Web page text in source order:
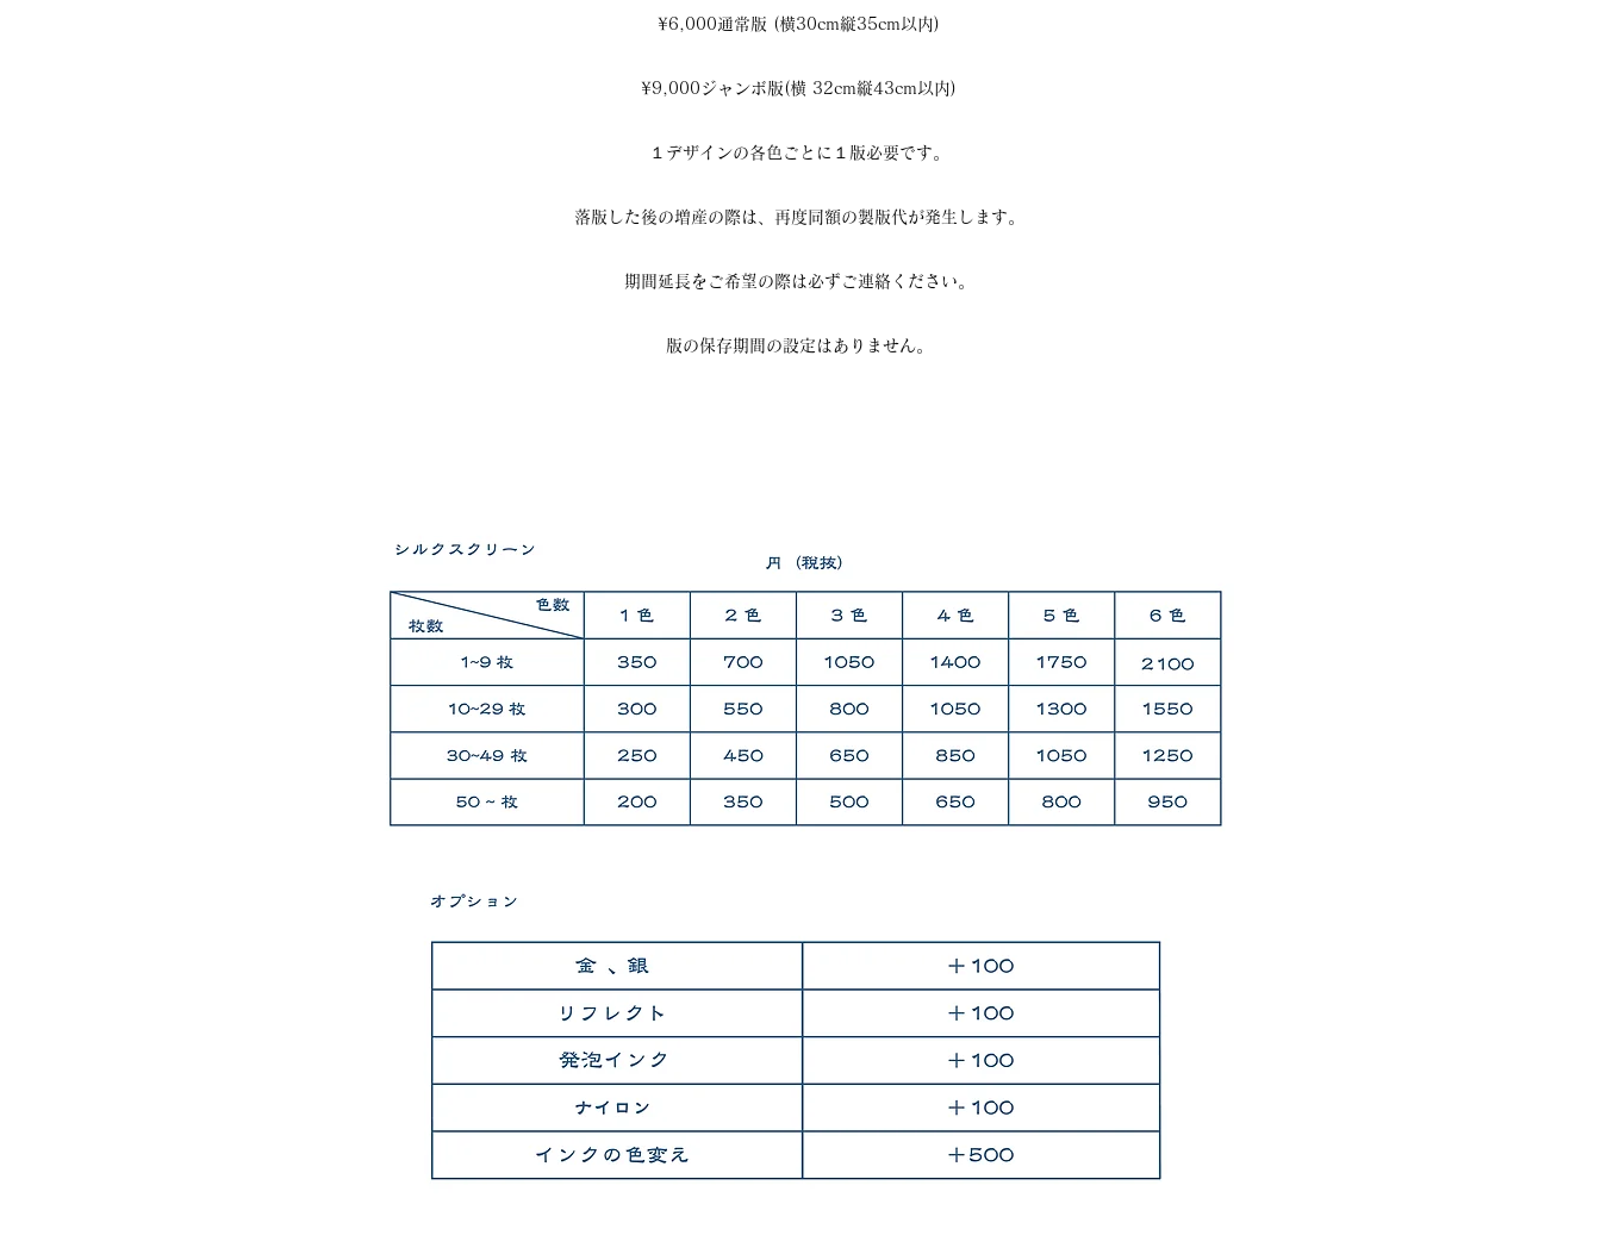
¥6,000通常版 (横30cm縦35cm以内)
¥9,000ジャンボ版(横 32cm縦43cm以内)
１デザインの各色ごとに１版必要です。
落版した後の増産の際は、再度同額の製版代が発生します。
期間延長をご希望の際は必ずご連絡ください。
版の保存期間の設定はありません。